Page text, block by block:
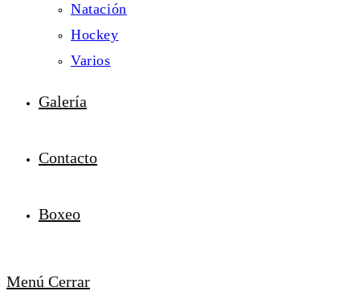
Natación
Hockey
Varios
Galería
Contacto
Boxeo
Menú Cerrar